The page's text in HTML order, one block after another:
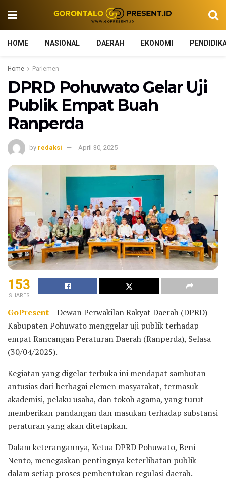
HOME NASIONAL DAERAH EKONOMI
Home Parlemen
DPRD Pohuwato Gelar Uji
Publik Empat Buah
Ranperda
by redaksi April 30, 2025
153
SHARES
GoPresent– Dewan Perwakilan Rakyat Daerah (DPRD)
Kabupaten Pohuwato menggelar uji publik terhadap
empat Rancangan Peraturan Daerah (Ranperda), Selasa
(30/04/2025).
Kegiatan yang digelar terbuka ini mendapat sambutan
antusias dari berbagai elemen masyarakat, termasuk
akademisi, pelaku usaha, dan tokoh agama, yang turut
memberikan pandangan dan masukan terhadap substansi
peraturan yang akan ditetapkan.
Dalam keterangannya, Ketua DPRD Pohuwato, Beni
Nento, menegaskan pentingnya keterlibatan publik
dalam setiap proses pembentukan regulasi daerah.